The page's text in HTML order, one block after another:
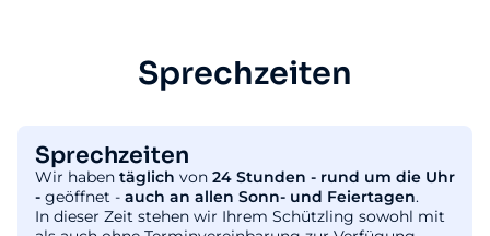
Sprechzeiten
Sprechzeiten
Wir haben täglich von 24 Stunden - rund um die Uhr
- geöffnet - auch an allen Sonn- und Feiertagen.
In dieser Zeit stehen wir Ihrem Schützling sowohl mit